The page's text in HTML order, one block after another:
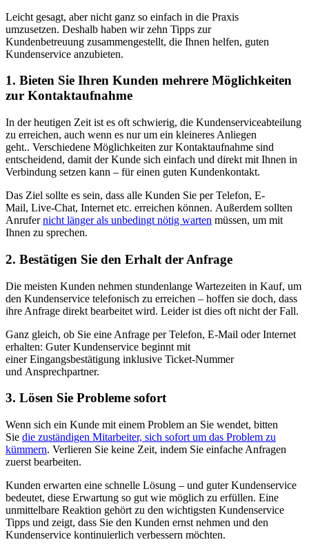
Leicht gesagt, aber nicht ganz so einfach in die Praxis
umzusetzen. Deshalb haben wir zehn Tipps zur
Kundenbetreuung zusammengestellt, die Ihnen helfen, guten
Kundenservice anzubieten.
1. Bieten Sie Ihren Kunden mehrere Möglichkeiten
zur Kontaktaufnahme
In der heutigen Zeit ist es oft schwierig, die Kundenserviceabteilung
zu erreichen, auch wenn es nur um ein kleineres Anliegen
geht.. Verschiedene Möglichkeiten zur Kontaktaufnahme sind
entscheidend, damit der Kunde sich einfach und direkt mit Ihnen in
Verbindung setzen kann – für einen guten Kundenkontakt.
Das Ziel sollte es sein, dass alle Kunden Sie per Telefon, E-
Mail, Live-Chat, Internet etc. erreichen können. Außerdem sollten
Anrufernicht länger als unbedingt nötig warten müssen, um mit
Ihnen zu sprechen.
2. Bestätigen Sie den Erhalt der Anfrage
Die meisten Kunden nehmen stundenlange Wartezeiten in Kauf, um
den Kundenservice telefonisch zu erreichen – hoffen sie doch, dass
ihre Anfrage direkt bearbeitet wird. Leiderist dies oft nicht der Fall.
Ganz gleich, ob Sie eine Anfrage per Telefon, E-Mail oder Internet
erhalten: Guter Kundenservice beginnt mit
einerEingangsbestätigung inklusive Ticket-Nummer
und Ansprechpartner.
3. Lösen Sie Probleme sofort
Wenn sich ein Kunde mit einem Problem an Sie wendet, bitten
Sie die zuständigen Mitarbeiter, sich sofort um das Problem zu
kümmern. Verlieren Sie keine Zeit, indem Sie einfache Anfragen
zuerst bearbeiten.
Kunden erwarten eine schnelle Lösung – und guter Kundenservice
bedeutet, diese Erwartung so gut wie möglich zu erfüllen. Eine
unmittelbare Reaktion gehört zu den wichtigsten Kundenservice
Tipps und zeigt, dass Sie den Kunden ernst nehmen und den
Kundenservice kontinuierlich verbessern möchten.